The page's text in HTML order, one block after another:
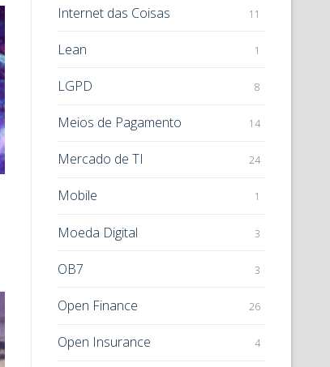
Internet das Coisas 11
Lean 1
LGPD 8
Meios de Pagamento 14
Mercado de TI 24
Mobile 1
Moeda Digital 3
OB7 3
Open Finance 26
Open Insurance 4